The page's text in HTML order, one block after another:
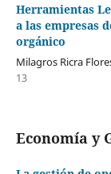
Herramientas
a las empresas
orgánico
Milagros Ricra
13
Economía y